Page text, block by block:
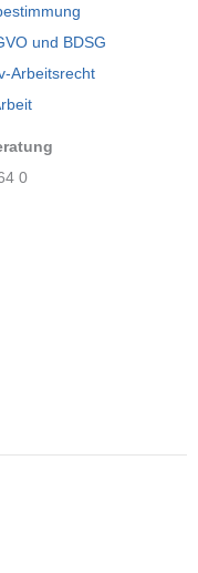
und BDSG
Arbeitsrecht
0